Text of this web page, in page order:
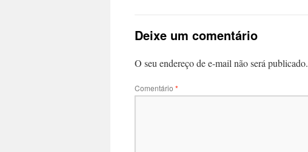
Deixe um comentário
O seu endereço de e-mail não será publicado.
Comentário *